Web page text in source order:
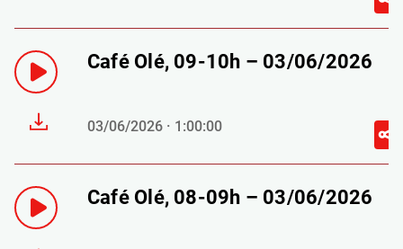
Café Olé, 09-10h – 03/06/2026
03/06/2026 · 1:00:00
Café Olé, 08-09h – 03/06/2026